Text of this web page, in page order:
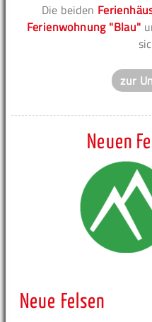
Die beiden
Ferienwohnung "Blau"
zur
Neuen
Neue Felsen